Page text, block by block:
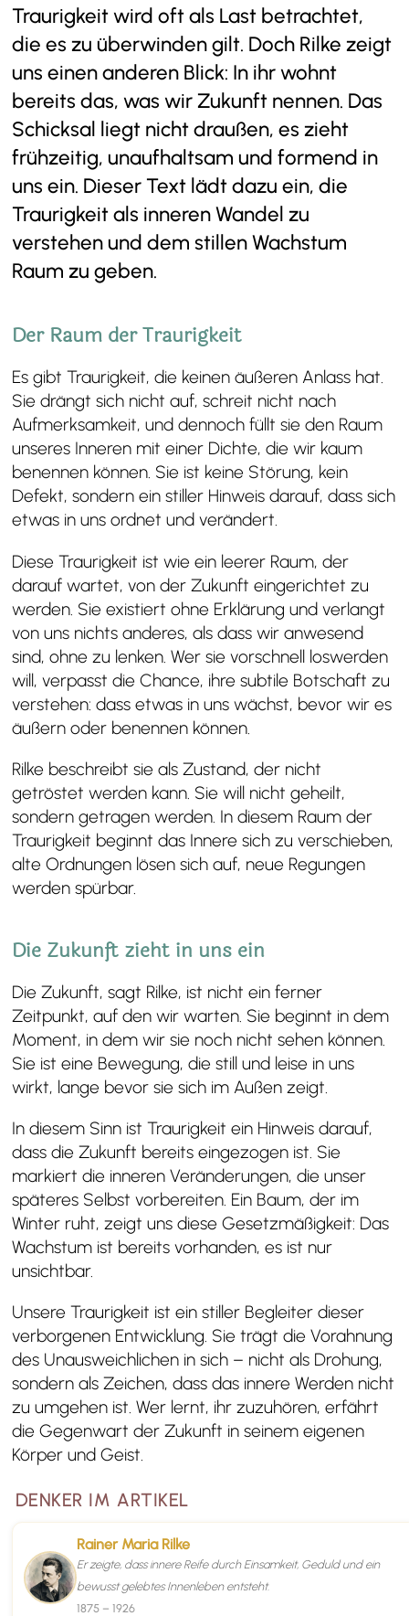
Traurigkeit wird oft als Last betrachtet,
die es zu überwinden gilt. Doch Rilke zeigt
uns einen anderen Blick: In ihr wohnt
bereits das, was wir Zukunft nennen. Das
Schicksal liegt nicht draußen, es zieht
frühzeitig, unaufhaltsam und formend in
uns ein. Dieser Text lädt dazu ein, die
Traurigkeit als inneren Wandel zu
verstehen und dem stillen Wachstum
Raum zu geben.
Der Raum der Traurigkeit
Es gibt Traurigkeit, die keinen äußeren Anlass hat.
Sie drängt sich nicht auf, schreit nicht nach
Aufmerksamkeit, und dennoch füllt sie den Raum
unseres Inneren mit einer Dichte, die wir kaum
benennen können. Sie ist keine Störung, kein
Defekt, sondern ein stiller Hinweis darauf, dass sich
etwas in uns ordnet und verändert.
Diese Traurigkeit ist wie ein leerer Raum, der
darauf wartet, von der Zukunft eingerichtet zu
werden. Sie existiert ohne Erklärung und verlangt
von uns nichts anderes, als dass wir anwesend
sind, ohne zu lenken. Wer sie vorschnell loswerden
will, verpasst die Chance, ihre subtile Botschaft zu
verstehen: dass etwas in uns wächst, bevor wir es
äußern oder benennen können.
Rilke beschreibt sie als Zustand, der nicht
getröstet werden kann. Sie will nicht geheilt,
sondern getragen werden. In diesem Raum der
Traurigkeit beginnt das Innere sich zu verschieben,
alte Ordnungen lösen sich auf, neue Regungen
werden spürbar.
Die Zukunft zieht in uns ein
Die Zukunft, sagt Rilke, ist nicht ein ferner
Zeitpunkt, auf den wir warten. Sie beginnt in dem
Moment, in dem wir sie noch nicht sehen können.
Sie ist eine Bewegung, die still und leise in uns
wirkt, lange bevor sie sich im Außen zeigt.
In diesem Sinn ist Traurigkeit ein Hinweis darauf,
dass die Zukunft bereits eingezogen ist. Sie
markiert die inneren Veränderungen, die unser
späteres Selbst vorbereiten. Ein Baum, der im
Winter ruht, zeigt uns diese Gesetzmäßigkeit: Das
Wachstum ist bereits vorhanden, es ist nur
unsichtbar.
Unsere Traurigkeit ist ein stiller Begleiter dieser
verborgenen Entwicklung. Sie trägt die Vorahnung
des Unausweichlichen in sich – nicht als Drohung,
sondern als Zeichen, dass das innere Werden nicht
zu umgehen ist. Wer lernt, ihr zuzuhören, erfährt
die Gegenwart der Zukunft in seinem eigenen
Körper und Geist.
DENKER IM ARTIKEL
Rainer Maria Rilke
Er zeigte, dass innere Reife durch Einsamkeit, Geduld und ein
bewusst gelebtes Innenleben entsteht.
1875 – 1926